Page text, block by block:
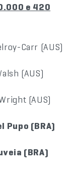
e 420
Carr (AUS)
(AUS)
(AUS)
Pupo (BRA)
(BRA)